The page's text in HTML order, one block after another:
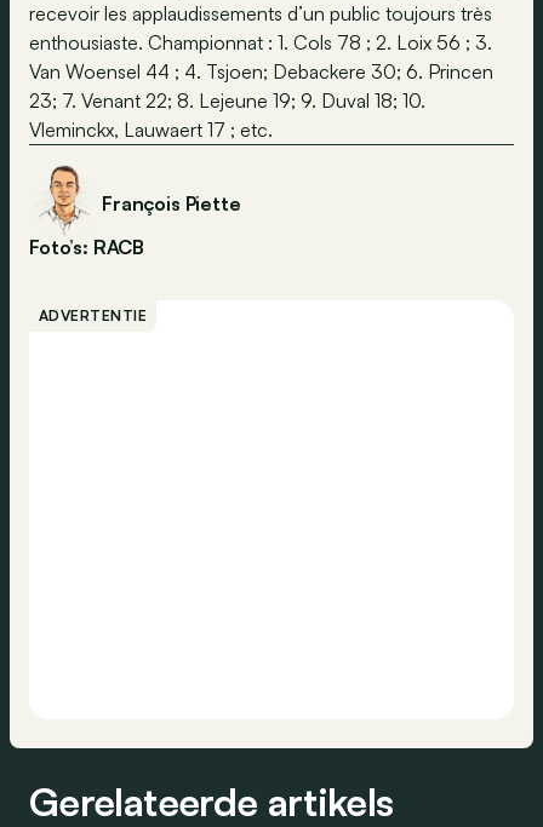
recevoir les applaudissements d’un public toujours très
enthousiaste. Championnat : 1. Cols 78 ; 2. Loix 56 ; 3.
Van Woensel 44 ; 4. Tsjoen; Debackere 30; 6. Princen
23; 7. Venant 22; 8. Lejeune 19; 9. Duval 18; 10.
Vleminckx, Lauwaert 17 ; etc.
François Piette
Foto’s: RACB
ADVERTENTIE
Gerelateerde artikels